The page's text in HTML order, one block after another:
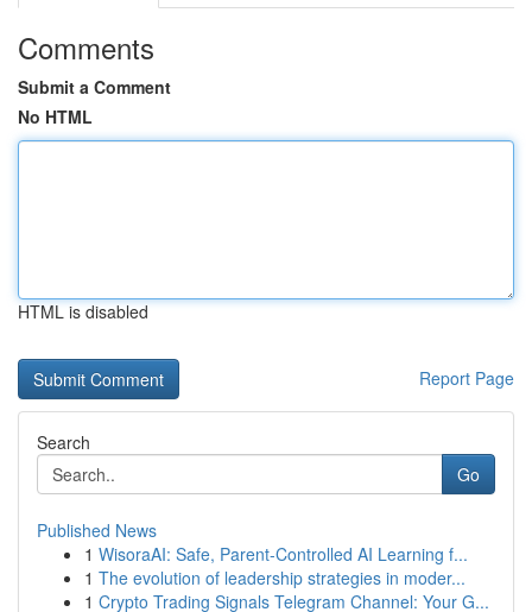
Comments
Submit a Comment
No HTML
HTML is disabled
Report Page
Search
Go
Published News
1 WisoraAI: Safe, Parent-Controlled AI Learning f...
1 The evolution of leadership strategies in moder...
1 Crypto Trading Signals Telegram Channel: Your G...